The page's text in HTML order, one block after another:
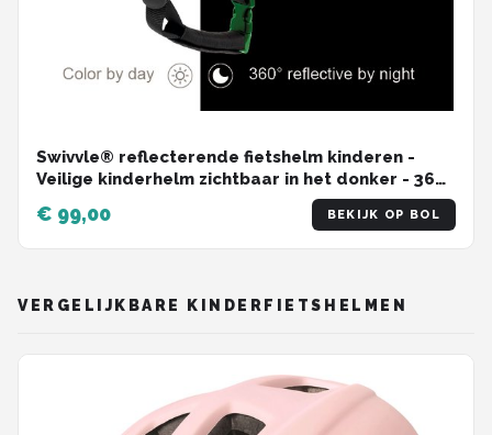
Swivvle® reflecterende fietshelm kinderen -
Veilige kinderhelm zichtbaar in het donker - 360°
reflector helm in Misty Grey - maat XS (48-50 cm)
- model Spica
€ 99,00 BEKIJK OP BOL
VERGELIJKBARE KINDERFIETSHELMEN